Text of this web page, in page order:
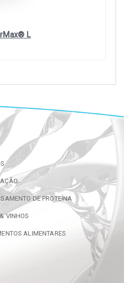
L
DE PROTEÍNA
VINHOS
ALIMENTARES